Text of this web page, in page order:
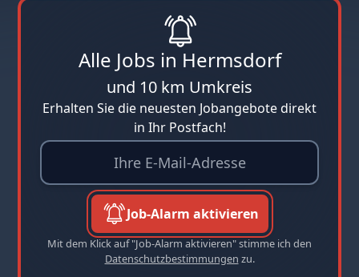
Alle Jobs in Hermsdorf
und 10 km Umkreis
Erhalten Sie die neuesten Jobangebote direkt
in Ihr Postfach!
Job-Alarm aktivieren
Mit dem Klick auf "Job-Alarm aktivieren" stimme ich den
Datenschutzbestimmungen zu.